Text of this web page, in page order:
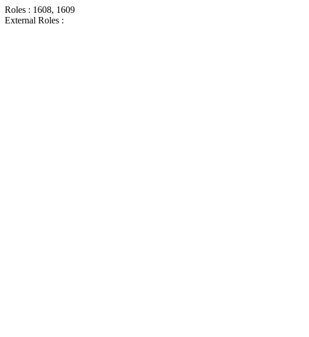
Roles : 1608, 1609
External Roles :